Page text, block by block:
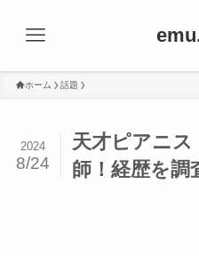
ホーム 話題
天才ピアニス
師！経歴を調
2024
8/24